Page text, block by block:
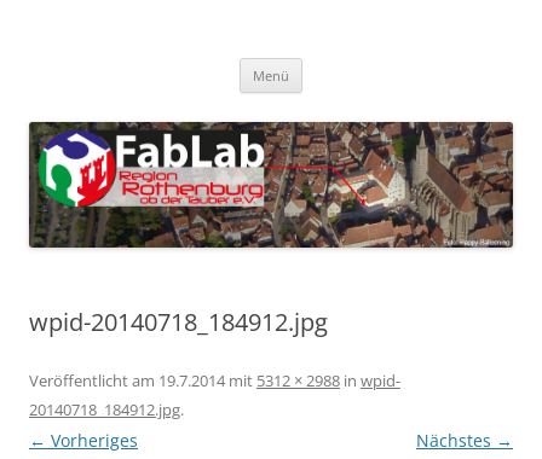
Menü
wpid-20140718_184912.jpg
Veröffentlicht am 19.7.2014mit 5312 × 2988 in wpid-
20140718_184912.jpg.
← Vorheriges Nächstes →